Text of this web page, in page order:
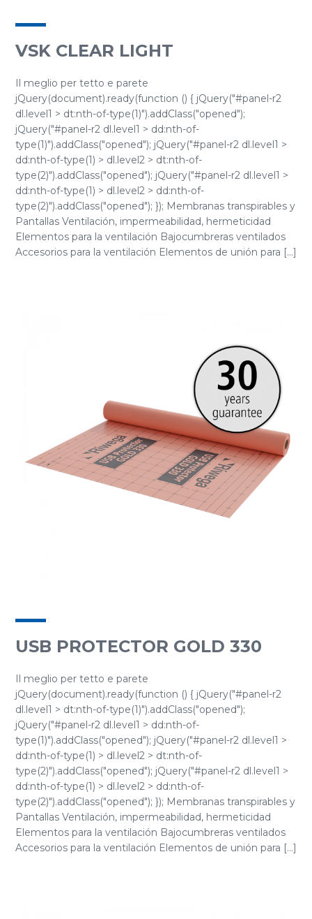
VSK CLEAR LIGHT
Il meglio per tetto e parete
jQuery(document).ready(function () { jQuery("#panel-r2
dl.level1 > dt:nth-of-type(1)").addClass("opened");
jQuery("#panel-r2 dl.level1 > dd:nth-of-
type(1)").addClass("opened"); jQuery("#panel-r2 dl.level1 >
dd:nth-of-type(1) > dl.level2 > dt:nth-of-
type(2)").addClass("opened"); jQuery("#panel-r2 dl.level1 >
dd:nth-of-type(1) > dl.level2 > dd:nth-of-
type(2)").addClass("opened"); }); Membranas transpirables y
Pantallas Ventilación, impermeabilidad, hermeticidad
Elementos para la ventilación Bajocumbreras ventilados
Accesorios para la ventilación Elementos de unión para [...]
USB PROTECTOR GOLD 330
Il meglio per tetto e parete
jQuery(document).ready(function () { jQuery("#panel-r2
dl.level1 > dt:nth-of-type(1)").addClass("opened");
jQuery("#panel-r2 dl.level1 > dd:nth-of-
type(1)").addClass("opened"); jQuery("#panel-r2 dl.level1 >
dd:nth-of-type(1) > dl.level2 > dt:nth-of-
type(2)").addClass("opened"); jQuery("#panel-r2 dl.level1 >
dd:nth-of-type(1) > dl.level2 > dd:nth-of-
type(2)").addClass("opened"); }); Membranas transpirables y
Pantallas Ventilación, impermeabilidad, hermeticidad
Elementos para la ventilación Bajocumbreras ventilados
Accesorios para la ventilación Elementos de unión para [...]